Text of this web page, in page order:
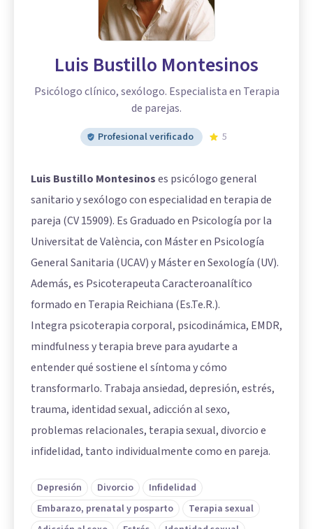
Luis Bustillo Montesinos
Psicólogo clínico, sexólogo. Especialista en Terapia
de parejas.
Profesional verificado 5
Luis Bustillo Montesinoses psicólogo general
sanitario y sexólogo con especialidad en terapia de
pareja (CV 15909). Es Graduado en Psicología por la
Universitat de València, con Máster en Psicología
General Sanitaria (UCAV) y Máster en Sexología (UV).
Además, es Psicoterapeuta Caracteroanalítico
formado en Terapia Reichiana (Es.Te.R.).
Integra psicoterapia corporal, psicodinámica, EMDR,
mindfulness y terapia breve para ayudarte a
entender qué sostiene el síntoma y cómo
transformarlo. Trabaja ansiedad, depresión, estrés,
trauma, identidad sexual, adicción al sexo,
problemas relacionales, terapia sexual, divorcio e
infidelidad, tanto individualmente como en pareja.
Depresión Divorcio
Infidelidad
Embarazo, prenatal y posparto
Terapia sexual